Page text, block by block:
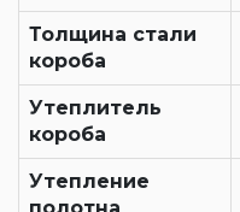
Толщина стали
короба
Утеплитель
короба
Утепление